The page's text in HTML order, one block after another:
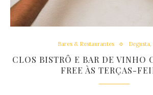
Bares & Restaurantes Degusta,
CLOS BISTRÔ E BAR DE VINHO
FREE ÀS TERÇAS-